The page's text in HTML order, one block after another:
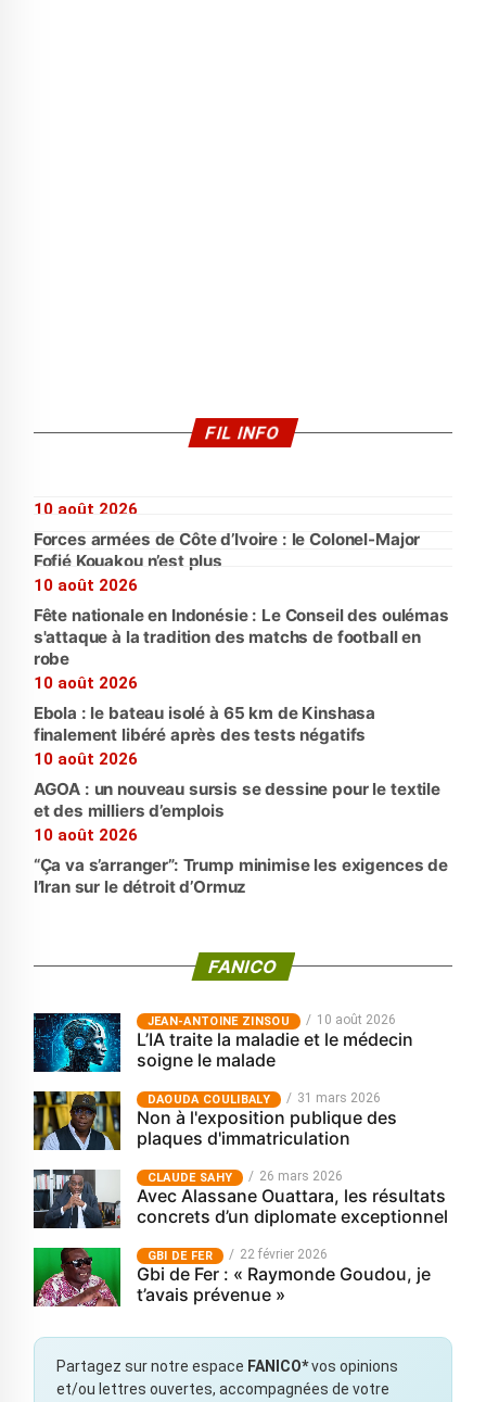
FIL INFO
10 août 2026
Forces armées de Côte d’Ivoire : le Colonel-Major
Fofié Kouakou n’est plus
10 août 2026
Fête nationale en Indonésie : Le Conseil des oulémas
s'attaque à la tradition des matchs de football en
robe
10 août 2026
Ebola : le bateau isolé à 65 km de Kinshasa
finalement libéré après des tests négatifs
10 août 2026
AGOA : un nouveau sursis se dessine pour le textile
et des milliers d’emplois
10 août 2026
“Ça va s’arranger”: Trump minimise les exigences de
l’Iran sur le détroit d’Ormuz
FANICO
JEAN-ANTOINE ZINSOU 10 août 2026
L’IA traite la maladie et le médecin
soigne le malade
‎DAOUDA COULIBALY 31 mars 2026
Non à l'exposition publique des
plaques d'immatriculation
CLAUDE SAHY 26 mars 2026
Avec Alassane Ouattara, les résultats
concrets d’un diplomate exceptionnel
GBI DE FER 22 février 2026
Gbi de Fer : « Raymonde Goudou, je
t’avais prévenue »
Partagez sur notre espace FANICO*vos opinions
et/ou lettres ouvertes, accompagnées de votre